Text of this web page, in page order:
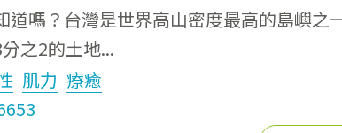
道嗎？台灣是世界高山密度最高的島嶼之
之2的土地...
肌力 療癒